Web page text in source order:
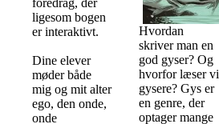
foredrag, der
ligesom bogen
er interaktivt.
Dine elever
møder både
mig og mit alter
ego, den onde,
onde
Hvordan
skriver man en
god gyser? Og
hvorfor læser vi
gysere? Gys er
en genre, der
optager mange